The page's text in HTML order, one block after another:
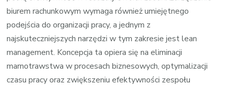
biurem rachunkowym wymaga również umiejętnego
podejścia do organizacji pracy, a jednym z
najskuteczniejszych narzędzi w tym zakresie jest lean
management. Koncepcja ta opiera się na eliminacji
marnotrawstwa w procesach biznesowych, optymalizacji
czasu pracy oraz zwiększeniu efektywności zespołu